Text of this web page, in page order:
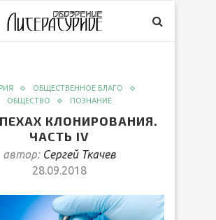
ОБЩЕСТВЕННОЕ БЛАГО
ОБЩЕСТВО
ПОЗНАНИЕ
КЛОНИРОВАНИЯ.
ЧАСТЬ IV
автор: Сергей Ткачев
28.09.2018